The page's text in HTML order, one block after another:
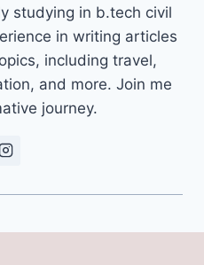
studying in b.tech civil
in writing articles
including travel,
and more. Join me
journey.